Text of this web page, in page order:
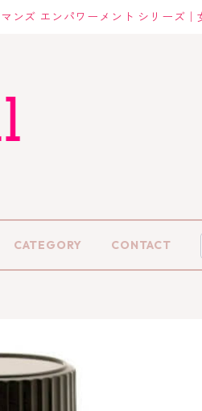
ンズ エンパワーメント シリーズ
CATEGORY CONTACT